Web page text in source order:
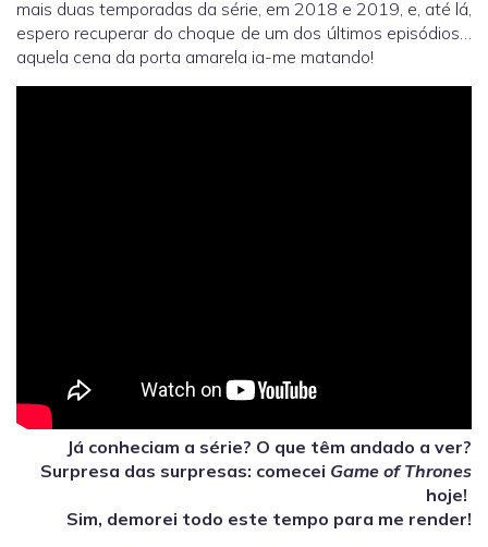
mais duas temporadas da série, em 2018 e 2019, e, até lá,
espero recuperar do choque de um dos últimos episódios…
aquela cena da porta amarela ia-me matando!
Já conheciam a série? O que têm andado a ver?
Surpresa das surpresas: comecei Game of Thrones
hoje!
Sim, demorei todo este tempo para me render!